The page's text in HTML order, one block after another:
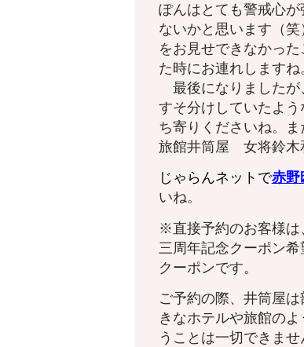
ぽんはとても警戒心
ないかと思います（
をお見せできなかっ
た時にお連れしますね
最後になりましたが
すそ分けしていたよ
ち寄りくださいね。
旅館井筒屋 女将鈴木
じゃらんネットで赤野
いね。
※直接予約のお客様は
三周年記念クーポン
クーポンです。
ご予約の際、井筒屋
きなホテルや旅館の
うことは一切できま